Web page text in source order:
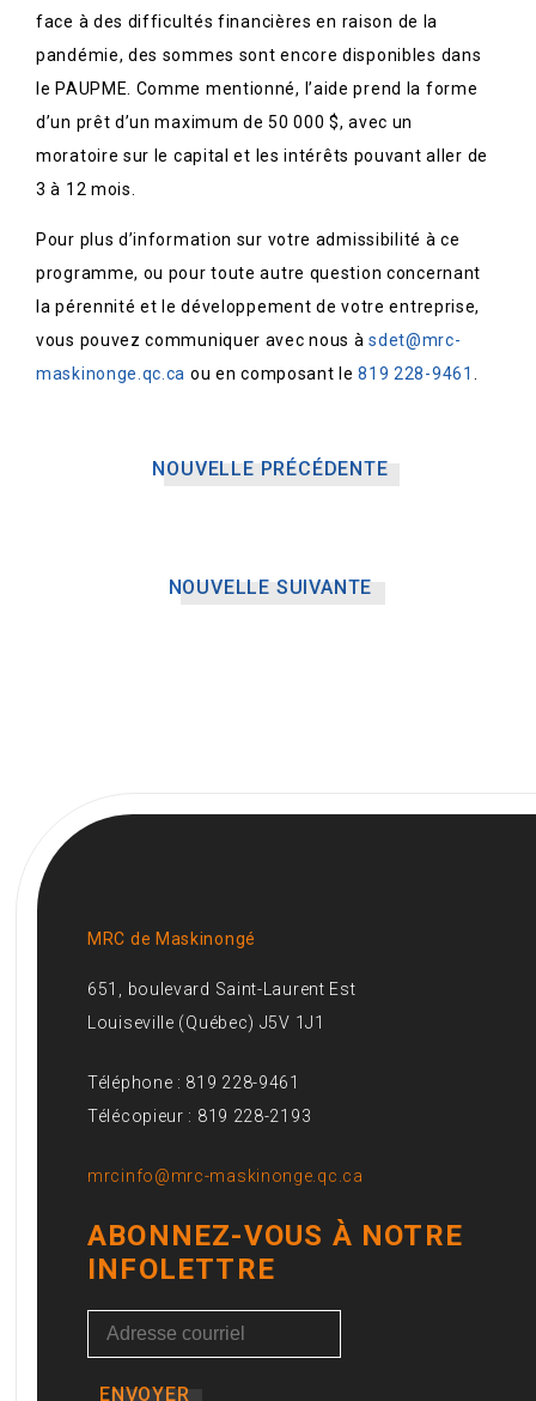
face à des difficultés financières en raison de la
pandémie, des sommes sont encore disponibles dans
le PAUPME. Comme mentionné, l’aide prend la forme
d’un prêt d’un maximum de 50 000 $, avec un
moratoire sur le capital et les intérêts pouvant aller de
3 à 12 mois.
Pour plus d’information sur votre admissibilité à ce
programme, ou pour toute autre question concernant
la pérennité et le développement de votre entreprise,
vous pouvez communiquer avec nous àsdet@mrc-
maskinonge.qc.ca ou en composant le819 228-9461 .
NOUVELLE PRÉCÉDENTE
NOUVELLE SUIVANTE
MRC de Maskinongé
651, boulevard Saint-Laurent Est
Louiseville (Québec) J5V 1J1
Téléphone : 819 228-9461
Télécopieur : 819 228-2193
mrcinfo@mrc-maskinonge.qc.ca
ABONNEZ-VOUS À NOTRE
INFOLETTRE
ENVOYER